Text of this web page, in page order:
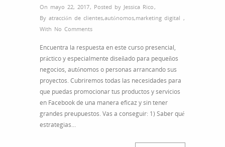
On mayo 22, 2017, Posted by Jessica Rico,
By atracción de clientes,autónomos,marketing digital ,
With No Comments
Encuentra la respuesta en este curso presencial,
práctico y especialmente diseñado para pequeños
negocios, autónomos o personas arrancando sus
proyectos. Cubriremos todas las necesidades para
que puedas promocionar tus productos y servicios
en Facebook de una manera eficaz y sin tener
grandes preupuestos. Vas a conseguir: 1) Saber qué
estrategias…